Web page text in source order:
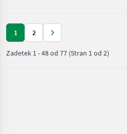
1 2
Zadetek 1-48od 77 (Stran 1 od 2)